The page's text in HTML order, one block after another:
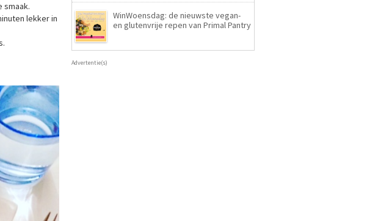
smaak.
lekker in
WinWoensdag: de nieuwste vegan-
en glutenvrije repen van Primal Pantry
Advertentie(s)